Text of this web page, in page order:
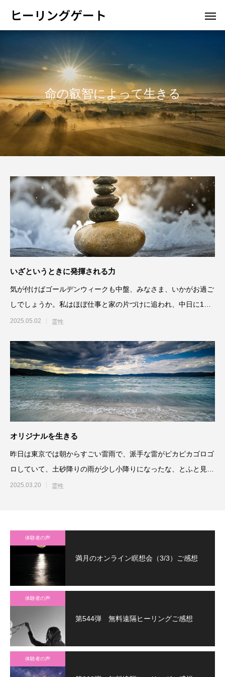
ヒーリングゲート
命の叡智によって生きる
いざというときに発揮される力
気が付けばゴールデンウィークも中盤、みなさま、いかがお過ご
しでしょうか。私はほぼ仕事と家の片づけに追われ、中日に1日
だけ外出するくら
2025.05.02 霊性
オリジナルを生きる
昨日は東京では朝からすごい雷雨で、派手な雷がピカピカゴロゴ
ロしていて、土砂降りの雨が少し小降りになったな、とふと見れ
ば、今度は雪に
2025.03.20 霊性
体験者の声
満月のオンライン瞑想会（3/3）ご感想
体験者の声
第544弾 無料遠隔ヒーリングご感想
体験者の声